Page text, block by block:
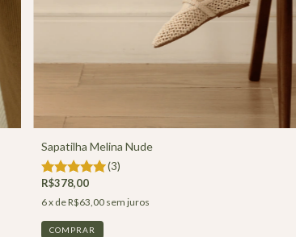
Sapatilha Melina Nude
(3)
R$378,00
6x deR$63,00 sem juros
COMPRAR